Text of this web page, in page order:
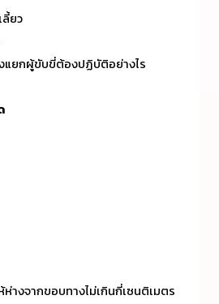
ยว
แยกผู้ขับขี่ต้องปฏิบัติอย่างไร
างจากขอบทางไม่เกินกี่เซนติเมตร